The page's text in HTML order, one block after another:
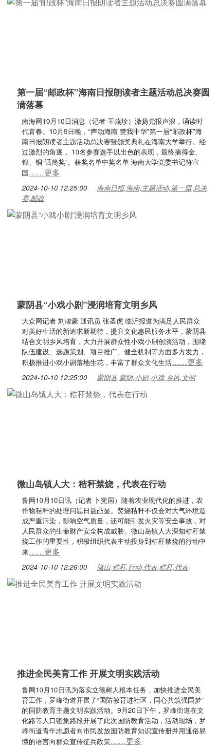
第一届“邮政杯”海南日报朗读者主题活动总决赛圆
满落幕
南海网10月10日消息（记者 王燕珍）激扬党报声浪，诵读时
代青春。10月9日晚，“声动海南 赞我中华”第一届“邮政杯”海
南日报朗读者主题活动总决赛暨颁奖典礼在海南大学举行。经
过激烈的角逐， 10名参赛选手以出色的表现，最终摘得金、
银、铜“话筒奖”。获奖名单中奖名单 海南大学党委书记符宣
国……更多
2024-10-10 12:25:00
海南日报,海南,主题活动,第一届,总决
赛,邮政
蒙阴县“小戏小剧”浸润培育文明乡风
大众网记者 刘峻豪 通讯员 张圣虎 临沂报道为满足人民群众
对美好生活的新追求新期待，提升文化惠民服务水平，蒙阴县
结合文明乡风培育，大力开展群众性小戏小剧创演活动，围绕
队伍建设、选题策划、项目推广、健全机制等方面多方发力，
积极推进小戏小剧落地生花，丰富了群众文化生活……更多
2024-10-10 12:25:00 蒙阴县,蒙阴,小剧,小戏,乡风,文明
微山岛镇人大：秸秆禁烧，代表在行动
鲁网10月10日讯（记者 卜宪国）随着农业现代化的推进，农
作物秸秆的处理问题日益凸显。焚烧秸秆不仅会对大气环境造
成严重污染，影响空气质量，还可能引发火灾等安全事故，对
人民群众的生命财产安全构成威胁。微山岛镇人大深知秸秆禁
烧工作的重要性，积极组织代表主动投身到秸秆禁烧的行动中
来……更多
2024-10-10 12:26:00 微山,秸秆,行动,代表,秸秆,代表
推进全民美育工作 开展文明实践活动
鲁网10月10日讯为落实立德树人根本任务，加快推进全民美
育工作，罗峰街道开展了“国防教育进社区，同心共筑强国梦”
的国防教育主题文明实践活动。9月20日下午，罗峰街道在文
化路等人口密集路段开展了此次国防教育活动，活动现场，罗
峰街道青年志愿者向市民发放国防教育知识宣传册并用通俗易
懂的语言向群众宣传征兵政策……更多